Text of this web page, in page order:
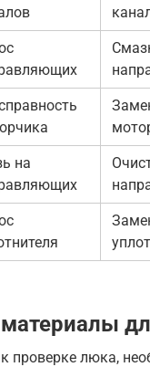
на
проверке люка,